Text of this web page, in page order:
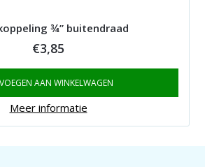
¾” buitendraad
€3,85
AAN WINKELWAGEN
Meer informatie